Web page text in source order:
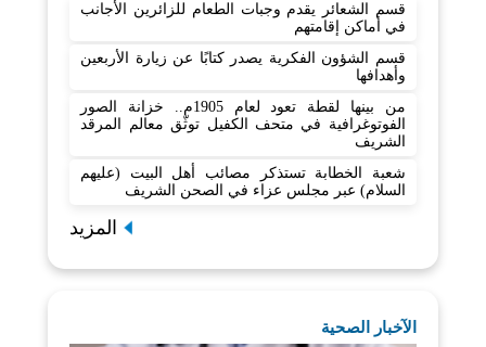
قسم الشعائر يقدم وجبات الطعام للزائرين الأجانب
في أماكن إقامتهم
قسم الشؤون الفكرية يصدر كتابًا عن زيارة الأربعين
وأهدافها
من بينها لقطة تعود لعام 1905م.. خزانة الصور
الفوتوغرافية في متحف الكفيل توثّق معالم المرقد
الشريف
شعبة الخطابة تستذكر مصائب أهل البيت (عليهم
السلام) عبر مجلس عزاء في الصحن الشريف
المزيد
الآخبار الصحية